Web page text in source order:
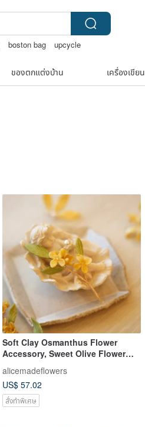
boston bag
upcycle
ของตกแต่งบ้าน เครื่องเขียน
Soft Clay Osmanthus Flower
Accessory, Sweet Olive Flower
Accessory, Hand-Sculpted,
Original Design, A Unique Gift.
alicemadeflowers
US$ 57.02
สั่งทำพิเศษ